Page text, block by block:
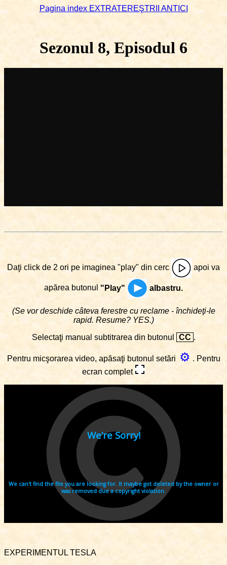
Pagina index EXTRATEREŞTRII ANTICI
Sezonul 8, Episodul 6
Daţi click de 2 ori pe imaginea "play" din cerc apoi va
apărea butonul "Play" albastru.
(Se vor deschide câteva ferestre cu reclame - închideţi-le
rapid. Resume? YES.)
Selectaţi manual subtitrarea din butonul
CC .
Pentru micşorarea video, apăsaţi butonul setări ⚙ . Pentru
ecran complet
EXPERIMENTUL TESLA